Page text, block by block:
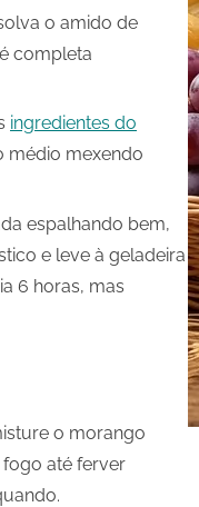
o amido de
completa
ingredientes do
médio mexendo
espalhando bem,
e leve à geladeira
6 horas, mas
o morango
até ferver